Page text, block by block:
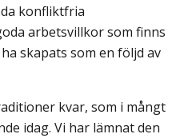
konfliktfria
arbetsvillkor som finns
skapats som en följd av
kvar, som i mångt
idag. Vi har lämnat den